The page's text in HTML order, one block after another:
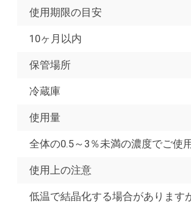
使用期限の目安
10ヶ月以内
保管場所
冷蔵庫
使用量
全体の0.5～3％未満の濃度でご使
使用上の注意
低温で結晶化する場合があります